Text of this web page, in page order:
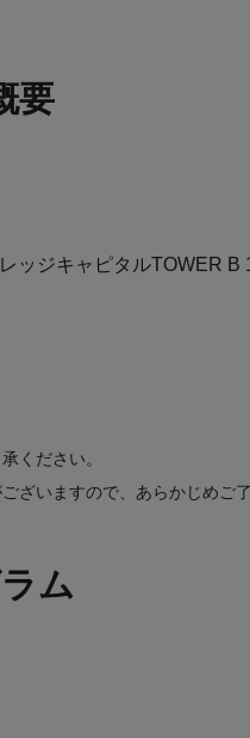
要
ッジキャピタルTOWER B
ください。
ざいますので、あらかじめご了
ム